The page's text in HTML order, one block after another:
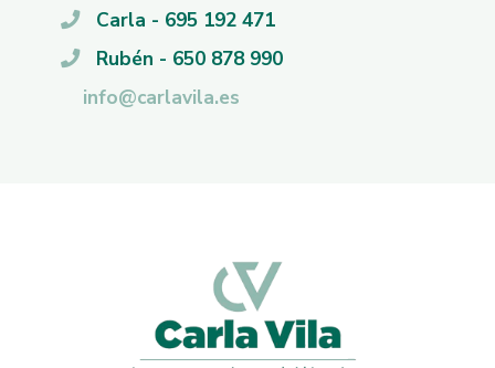
Carla - 695 192 471
Rubén - 650 878 990
info@carlavila.es